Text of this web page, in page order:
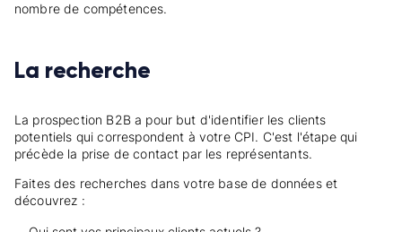
nombre de compétences.
La recherche
La prospection B2B a pour but d'identifier les clients
potentiels qui correspondent à votre CPI. C'est l'étape qui
précède la prise de contact par les représentants.
Faites des recherches dans votre base de données et
découvrez :